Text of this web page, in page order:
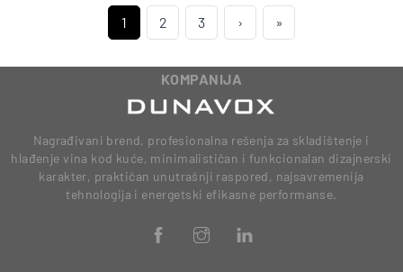
1 2 3 › »
KOMPANIJA
Nagrađivani brend, profesionalna rešenja za skladištenje i
hlađenje vina kod kuće, minimalističan i funkcionalan dizajnerski
karakter, praktičan unutrašnji raspored, najsavremenija
tehnologija i energetski efikasne performanse.